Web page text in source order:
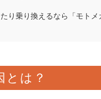
り乗り換えるなら「モトメ
とは？